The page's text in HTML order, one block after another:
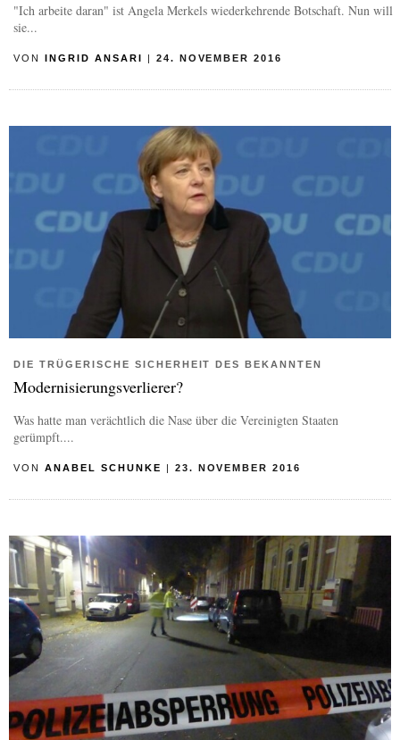
"Ich arbeite daran" ist Angela Merkels wiederkehrende Botschaft. Nun will
sie...
VON INGRID ANSARI | 24. NOVEMBER 2016
DIE TRÜGERISCHE SICHERHEIT DES BEKANNTEN
Modernisierungsverlierer?
Was hatte man verächtlich die Nase über die Vereinigten Staaten
gerümpft....
VON ANABEL SCHUNKE | 23. NOVEMBER 2016